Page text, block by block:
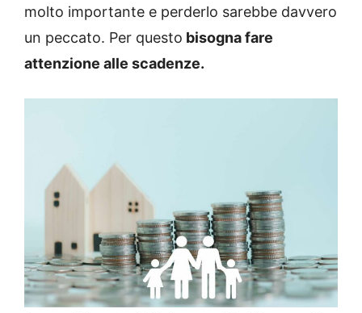
molto importante e perderlo sarebbe davvero
un peccato. Per questo bisogna fare
attenzione alle scadenze.